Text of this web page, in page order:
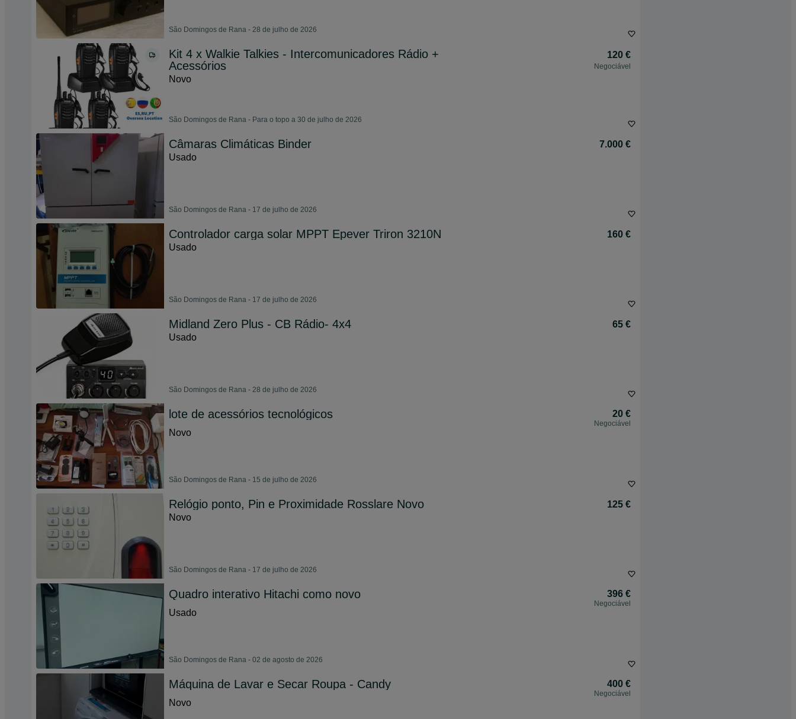
São Domingos de Rana - 28 de julho de 2026
Kit 4 x Walkie Talkies - Intercomunicadores Rádio +
Acessórios
120 €
Negociável
Novo
São Domingos de Rana - Para o topo a 30 de julho de 2026
Câmaras Climáticas Binder
7.000 €
Usado
São Domingos de Rana - 17 de julho de 2026
Controlador carga solar MPPT Epever Triron 3210N
160 €
Usado
São Domingos de Rana - 17 de julho de 2026
Midland Zero Plus - CB Rádio- 4x4
65 €
Usado
São Domingos de Rana - 28 de julho de 2026
lote de acessórios tecnológicos 20 €
Negociável
Novo
São Domingos de Rana - 15 de julho de 2026
Relógio ponto, Pin e Proximidade Rosslare Novo
125 €
Novo
São Domingos de Rana - 17 de julho de 2026
Quadro interativo Hitachi como novo 396 €
Negociável
Usado
São Domingos de Rana - 02 de agosto de 2026
Máquina de Lavar e Secar Roupa - Candy 400 €
Negociável
Novo